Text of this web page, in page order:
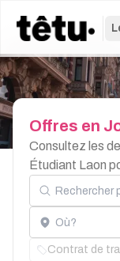
Offres en
Consultez les
Étudiant Laon
Rechercher par
Localisation
Contrat de